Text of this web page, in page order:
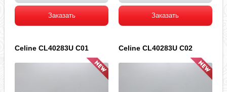
Заказать Заказать
Celine CL40283U C01 Celine CL40283U C02